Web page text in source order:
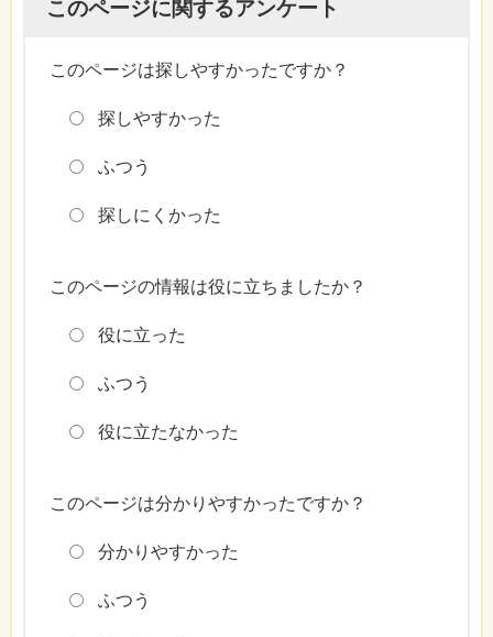
このページに関するアンケート
このページは探しやすかったですか？
探しやすかった
ふつう
探しにくかった
このページの情報は役に立ちましたか？
役に立った
ふつう
役に立たなかった
このページは分かりやすかったですか？
分かりやすかった
ふつう